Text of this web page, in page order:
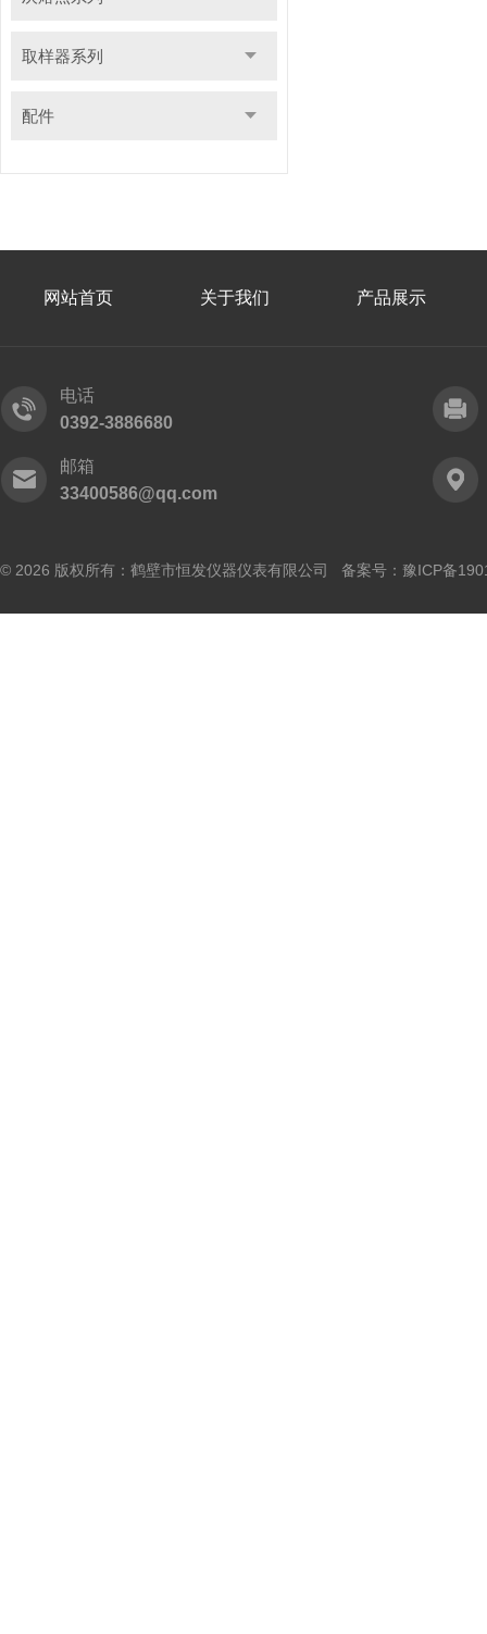
取样器系列
配件
网站首页 关于我们 产品展示
电话
0392-3886680
邮箱
33400586@qq.com
© 2026 版权所有：鹤壁市恒发仪器仪表有限公司 备案号： 豫ICP备